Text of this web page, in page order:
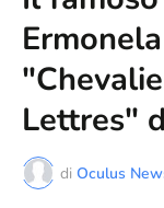
Lettres"
di Oculus